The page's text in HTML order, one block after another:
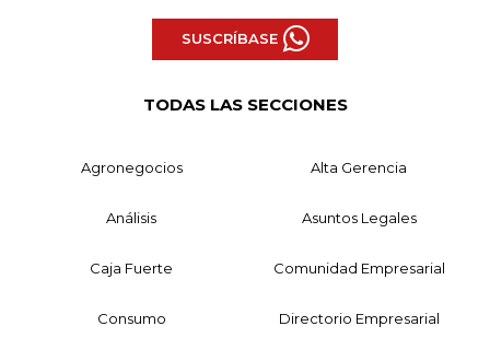
SUSCRÍBASE
TODAS LAS SECCIONES
Agronegocios Alta Gerencia
Análisis Asuntos Legales
Caja Fuerte Comunidad Empresarial
Consumo Directorio Empresarial